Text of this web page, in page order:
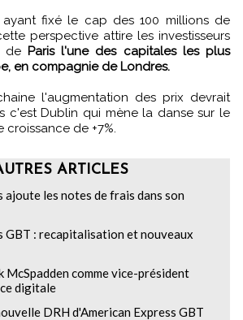
fixé le cap des 100 millions de
perspective attire les investisseurs
de Paris l'une des capitales les plus
en compagnie de Londres.
l'augmentation des prix devrait
c'est Dublin qui mène la danse sur le
de +7%.
ARTICLES
ajoute les notes de frais dans son
GBT : recapitalisation et nouveaux
McSpadden comme vice-président
digitale
DRH d'American Express GBT